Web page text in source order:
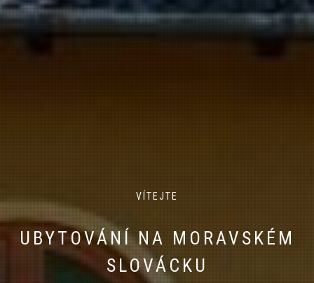
VÍ­TEJTE
UBYTOVÁNÍ NA MORAVSKÉM
SLOVÁCKU